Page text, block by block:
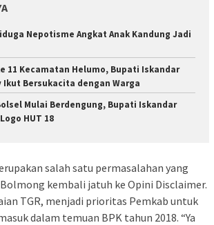
Nepotisme Angkat Anak Kandung Jadi
11 Kecamatan Helumo, Bupati Iskandar
Ikut Bersukacita dengan Warga
Mulai Berdengung, Bupati Iskandar
HUT 18
salah satu permasalahan yang
kembali jatuh ke Opini Disclaimer.
TGR, menjadi prioritas Pemkab untuk
dalam temuan BPK tahun 2018. “Ya